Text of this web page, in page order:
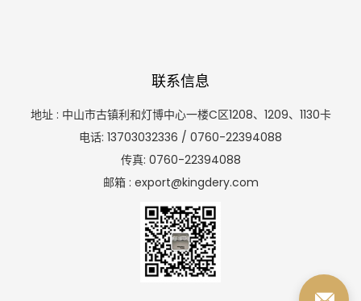
联系信息
地址 : 中山市古镇利和灯博中心一楼C区1208、1209、1130卡
电话: 13703032336 / 0760-22394088
传真: 0760-22394088
邮箱 : export@kingdery.com